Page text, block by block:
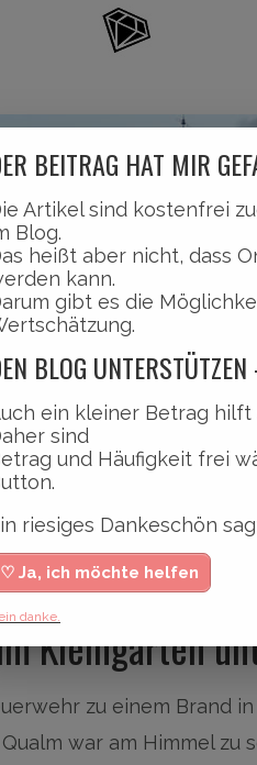
in
Kleingarten
zu einem Brand
war am Himmel zu
BEITRAG HAT MIR
Artikel sind kostenfrei
Blog.
heißt aber nicht, dass
kann.
gibt es die
BLOG
ein kleiner Betrag
sind
und Häufigkeit frei
riesiges Dankeschön
♡ Ja, ich möchte helfen
danke.